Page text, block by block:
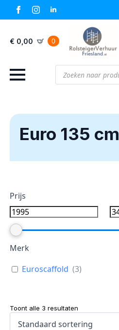
€ 0,00 0
Producten
zoeken
Euro 135 cm
Prijs
Merk
Euroscaffold (3)
Toont alle 3 resultaten